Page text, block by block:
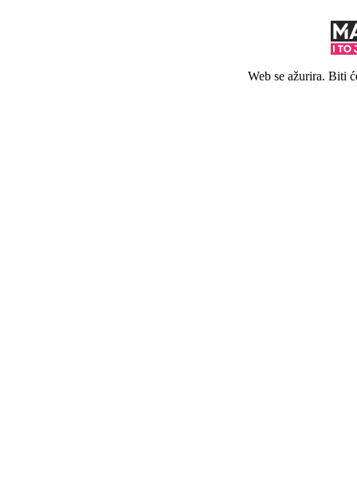
Web se ažurira. Biti